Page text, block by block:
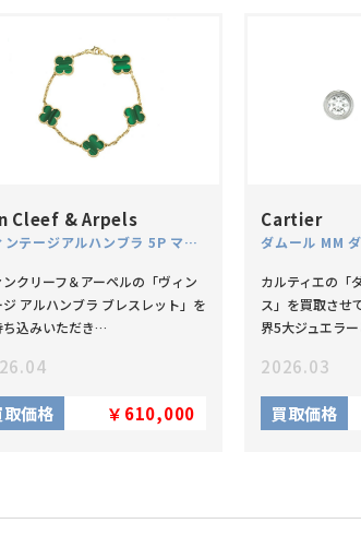
Cleef & Arpels
ヴィンテージアルハンブラ 5P マラカイト ブレスレット VCARL80900 K18
ンクリーフ＆アーペルの「ヴィン
ジ アルハンブラ ブレスレット」を
ち込みいただき…
取価格 ￥610,000
Cartier
カルティエの「
ス」を買取させ
界5大ジュエラ
2026.03
買取価格